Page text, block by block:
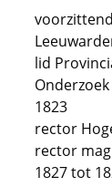
lid
1823
rector
rector
1827 tot